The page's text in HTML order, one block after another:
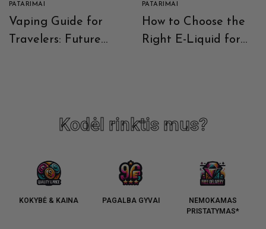
PATARIMAI
Vaping Guide for
Travelers: Future
PATARIMAI
How to Choose the
Right E-Liquid for
Kodėl rinktis mus?
KOKYBĖ & KAINA PAGALBA GYVAI
NEMOKAMAS
PRISTATYMAS*